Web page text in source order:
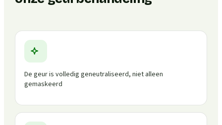
De geur is volledig geneutraliseerd, niet alleen
gemaskeerd